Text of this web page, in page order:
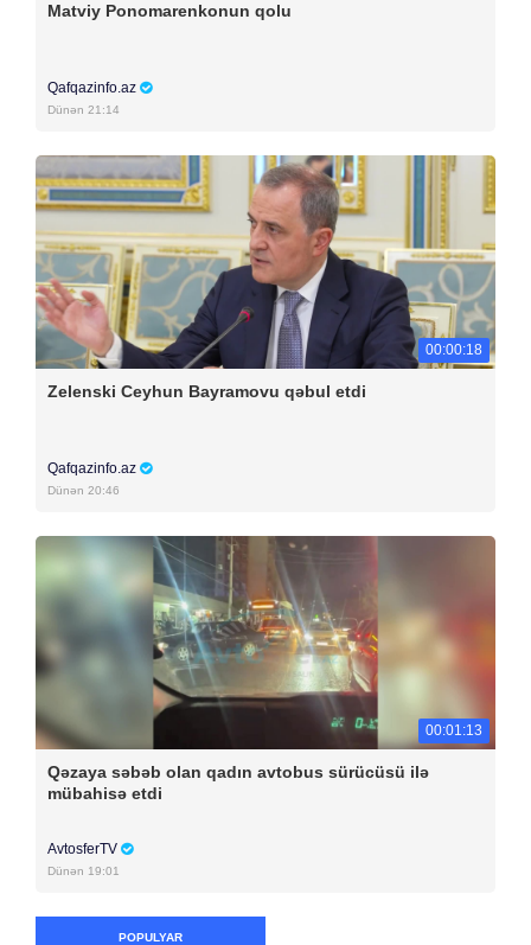
Matviy Ponomarenkonun qolu
Qafqazinfo.az
Dünən 21:14
00:00:18
Zelenski Ceyhun Bayramovu qəbul etdi
Qafqazinfo.az
Dünən 20:46
00:01:13
Qəzaya səbəb olan qadın avtobus sürücüsü ilə
mübahisə etdi
AvtosferTV
Dünən 19:01
POPULYAR